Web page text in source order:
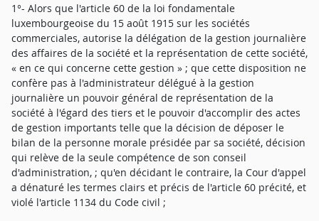
1°- Alors que l'article 60 de la loi fondamentale
luxembourgeoise du 15 août 1915 sur les sociétés
commerciales, autorise la délégation de la gestion journalière
des affaires de la société et la représentation de cette société,
« en ce qui concerne cette gestion » ; que cette disposition ne
confère pas à l'administrateur délégué à la gestion
journalière un pouvoir général de représentation de la
société à l'égard des tiers et le pouvoir d'accomplir des actes
de gestion importants telle que la décision de déposer le
bilan de la personne morale présidée par sa société, décision
qui relève de la seule compétence de son conseil
d'administration, ; qu'en décidant le contraire, la Cour d'appel
a dénaturé les termes clairs et précis de l'article 60 précité, et
violé l'article 1134 du Code civil ;